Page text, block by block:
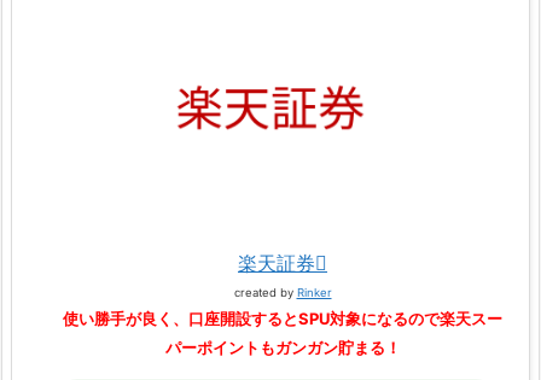
楽天証券
created by Rinker
使い勝手が良く、口座開設するとSPU対象になるので楽天スー
パーポイントもガンガン貯まる！